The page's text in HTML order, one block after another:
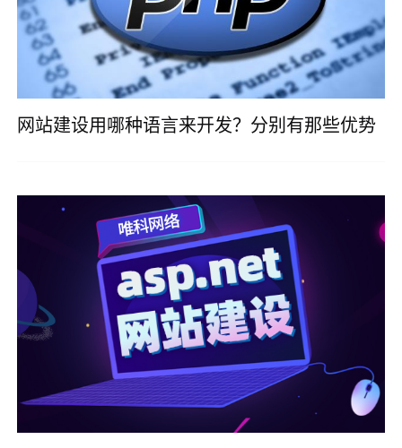
网站建设用哪种语言来开发？分别有那些优势